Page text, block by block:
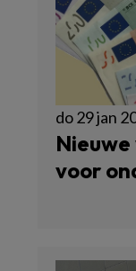
do 29 jan
voor